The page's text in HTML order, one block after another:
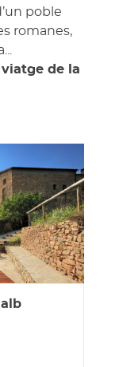
poble
romanes,
de la